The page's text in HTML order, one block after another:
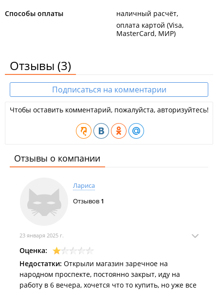
Способы оплаты
наличный расчёт
оплата картой (Visa,
MasterCard, МИР)
Отзывы (3)
Подписаться на комментарии
Чтобы оставить комментарий, пожалуйста, авторизуйтесь!
Отзывы о компании
Лариса
Отзывов 1
23 января 2025 г.
Оценка:
Недостатки: Открыли магазин заречное на
народном проспекте, постоянно закрыт, иду на
работу в 6 вечера, хочется что то купить, но уже все